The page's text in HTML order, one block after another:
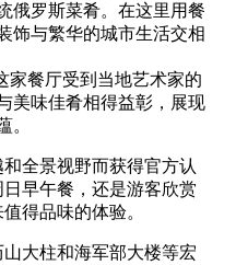
俄罗斯菜肴。在这里用餐
饰与繁华的城市生活交相
家餐厅受到当地艺术家的
美味佳肴相得益彰，展现
。
全景视野而获得官方认
早午餐，还是游客欣赏
得品味的体验。
大柱和海军部大楼等宏